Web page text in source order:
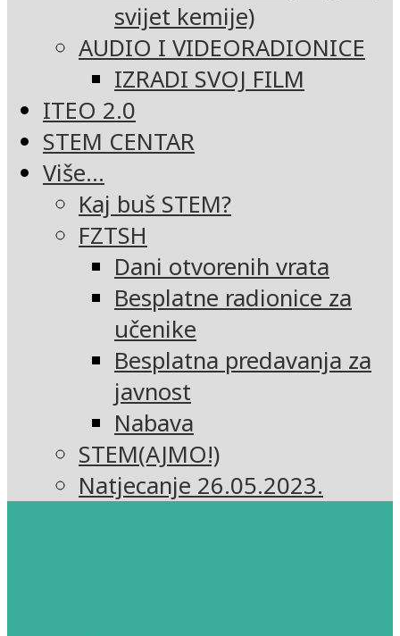
svijet kemije)
AUDIO I VIDEORADIONICE
IZRADI SVOJ FILM
ITEO 2.0
STEM CENTAR
Više…
Kaj buš STEM?
FZTSH
Dani otvorenih vrata
Besplatne radionice za
učenike
Besplatna predavanja za
javnost
Nabava
STEM(AJMO!)
Natjecanje 26.05.2023.